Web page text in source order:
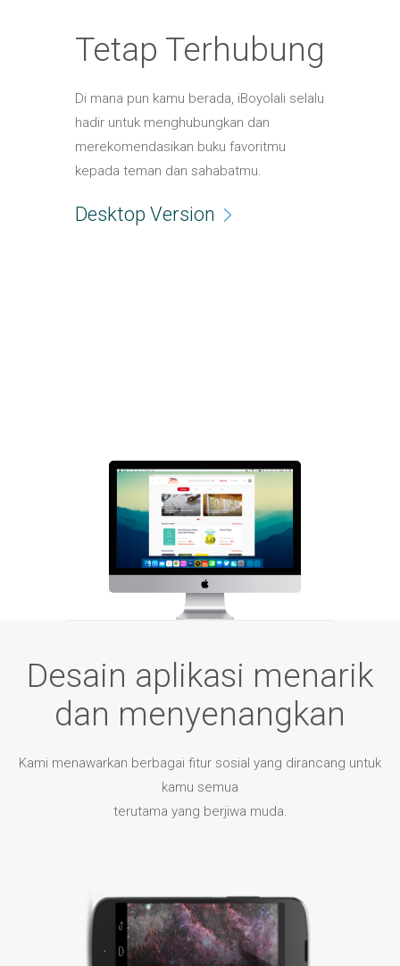
Tetap Terhubung
Di mana pun kamu berada, iBoyolali selalu
hadir untuk menghubungkan dan
merekomendasikan buku favoritmu
kepada teman dan sahabatmu.
Desktop Version
Desain aplikasi menarik
dan menyenangkan
Kami menawarkan berbagai fitur sosial yang dirancang untuk
kamu semua
terutama yang berjiwa muda.